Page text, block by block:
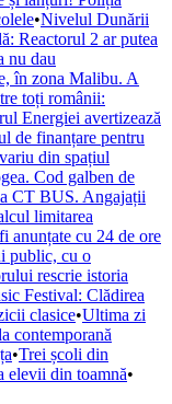
•Nivelul Dunării
Reactorul 2 ar putea
nu dau
în zona Malibu. A
toți românii:
Energiei avertizează
de finanțare pentru
din spațiul
Cod galben de
CT BUS. Angajații
limitarea
anunțate cu 24 de ore
public, cu o
rescrie istoria
Festival: Clădirea
clasice•Ultima zi
contemporană
•Trei școli din
elevii din toamnă•